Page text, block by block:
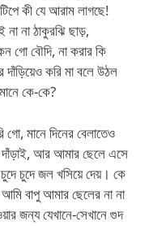
কী যে আরাম লাগছে!
না ঠাকুরঝি ছাড়,
গো বৌদি, না করার কি
করি মা বলে উঠল
কে-কে?
মানে দিনের বেলাতেও
দাঁড়াই, আর আমার ছেলে এসে
চুদে জল খসিয়ে দেয়। কে
বাপু আমার ছেলের না না
জন্য যেখানে-সেখানে গুদ